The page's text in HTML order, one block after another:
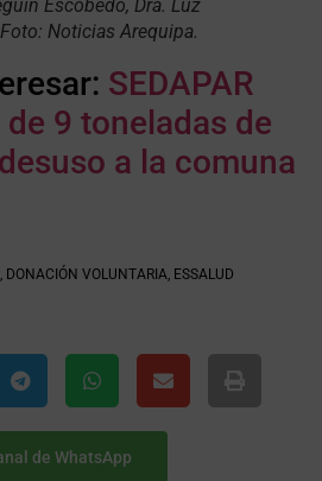
Escobedo, Dra. Luz
Noticias Arequipa.
SEDAPAR
9 toneladas de
a la comuna
, DONACIÓN VOLUNTARIA, ESSALUD
de WhatsApp